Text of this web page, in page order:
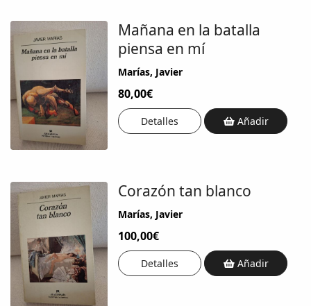
Mañana en la batalla
piensa en mí
Marías, Javier
80,00€
Detalles Añadir
Corazón tan blanco
Marías, Javier
100,00€
Detalles Añadir